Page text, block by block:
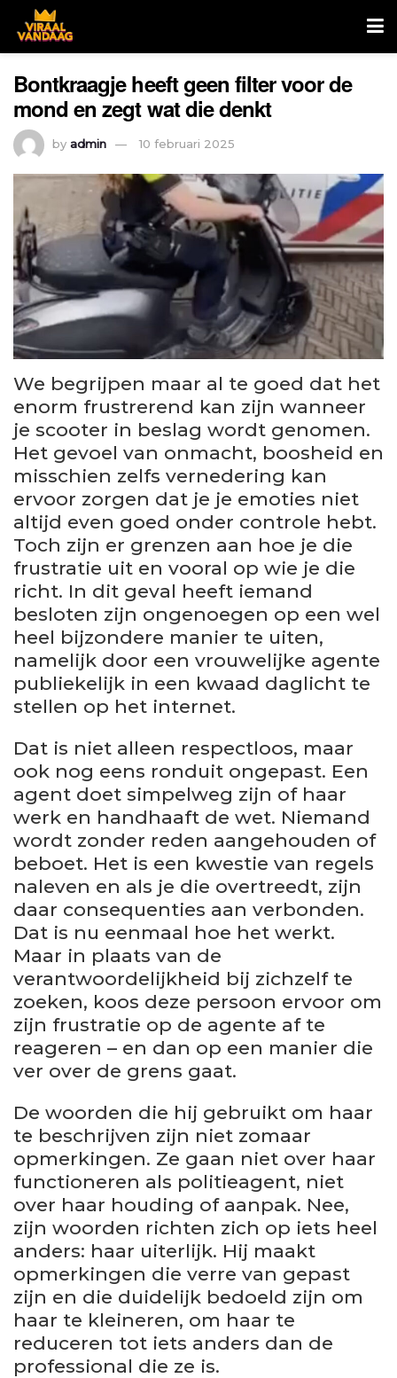
Bontkraagje heeft geen filter voor de
mond en zegt wat die denkt
by admin 10 februari 2025
We begrijpen maar al te goed dat het
enorm frustrerend kan zijn wanneer
je scooter in beslag wordt genomen.
Het gevoel van onmacht, boosheid en
misschien zelfs vernedering kan
ervoor zorgen dat je je emoties niet
altijd even goed onder controle hebt.
Toch zijn er grenzen aan hoe je die
frustratie uit en vooral op wie je die
richt. In dit geval heeft iemand
besloten zijn ongenoegen op een wel
heel bijzondere manier te uiten,
namelijk door een vrouwelijke agente
publiekelijk in een kwaad daglicht te
stellen op het internet.
Dat is niet alleen respectloos, maar
ook nog eens ronduit ongepast. Een
agent doet simpelweg zijn of haar
werk en handhaaft de wet. Niemand
wordt zonder reden aangehouden of
beboet. Het is een kwestie van regels
naleven en als je die overtreedt, zijn
daar consequenties aan verbonden.
Dat is nu eenmaal hoe het werkt.
Maar in plaats van de
verantwoordelijkheid bij zichzelf te
zoeken, koos deze persoon ervoor om
zijn frustratie op de agente af te
reageren – en dan op een manier die
ver over de grens gaat.
De woorden die hij gebruikt om haar
te beschrijven zijn niet zomaar
opmerkingen. Ze gaan niet over haar
functioneren als politieagent, niet
over haar houding of aanpak. Nee,
zijn woorden richten zich op iets heel
anders: haar uiterlijk. Hij maakt
opmerkingen die verre van gepast
zijn en die duidelijk bedoeld zijn om
haar te kleineren, om haar te
reduceren tot iets anders dan de
professional die ze is.